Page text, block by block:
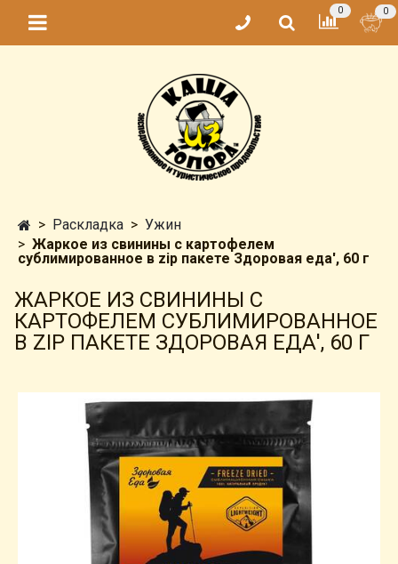
0 0
Раскладка
Ужин
Жаркое из свинины с картофелем
сублимированное в zip пакете Здоровая еда', 60 г
ЖАРКОЕ ИЗ СВИНИНЫ С
КАРТОФЕЛЕМ СУБЛИМИРОВАННОЕ
В ZIP ПАКЕТЕ ЗДОРОВАЯ ЕДА', 60 Г